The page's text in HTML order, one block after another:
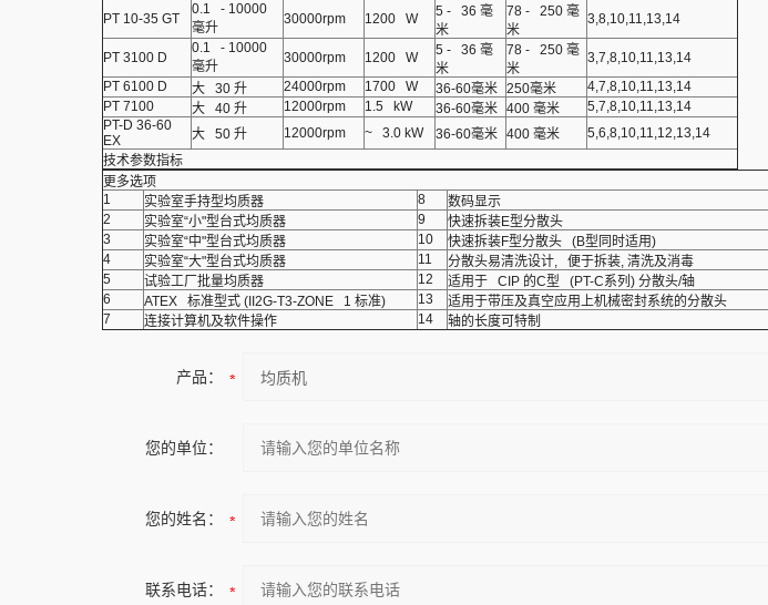
PT 10-35 GT
0.1 - 10000
毫升
30000rpm 1200 W
5 - 36 毫
米
78 - 250 毫
米
3,8,10,11,13,14
PT 3100 D
0.1 - 10000
毫升
30000rpm 1200 W
5 - 36 毫
米
78 - 250 毫
米
3,7,8,10,11,13,14
PT 6100 D
大 30 升 24000rpm 1700 W 36-60毫米 250毫米
4,7,8,10,11,13,14
PT 7100
大 40 升 12000rpm 1.5 kW 36-60毫米 400 毫米
5,7,8,10,11,13,14
PT-D 36-60
EX
大 50 升 12000rpm ~ 3.0 kW 36-60毫米 400 毫米
5,6,8,10,11,12,13,14
技术参数指标
更多选项
1
实验室手持型均质器 8
数码显示
2
实验室“小"型台式均质器 9
快速拆装E型分散头
3
实验室“中"型台式均质器 10
快速拆装F型分散头 (B型同时适用)
4
实验室“大"型台式均质器 11
分散头易清洗设计, 便于拆装, 清洗及消毒
5
试验工厂批量均质器 12
适用于 CIP 的C型 (PT-C系列) 分散头/轴
6
ATEX 标准型式 (II2G-T3-ZONE 1 标准) 13
适用于带压及真空应用上机械密封系统的分散头
7
连接计算机及软件操作 14 轴的长度可特制
产品：
您的单位：
您的姓名：
联系电话：